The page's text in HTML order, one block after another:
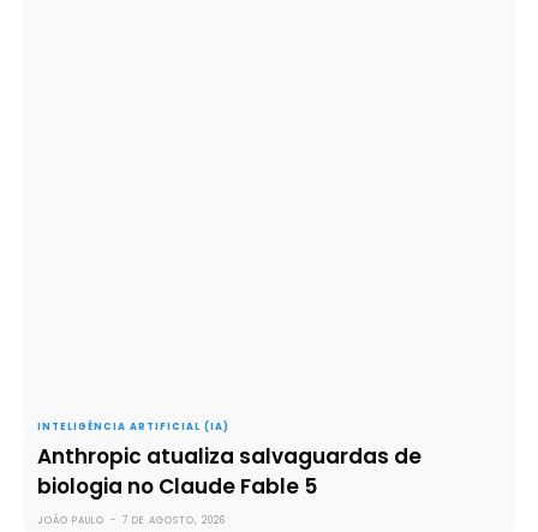
INTELIGÊNCIA ARTIFICIAL (IA)
Anthropic atualiza salvaguardas de
biologia no Claude Fable 5
JOÃO PAULO - 7 DE AGOSTO, 2026